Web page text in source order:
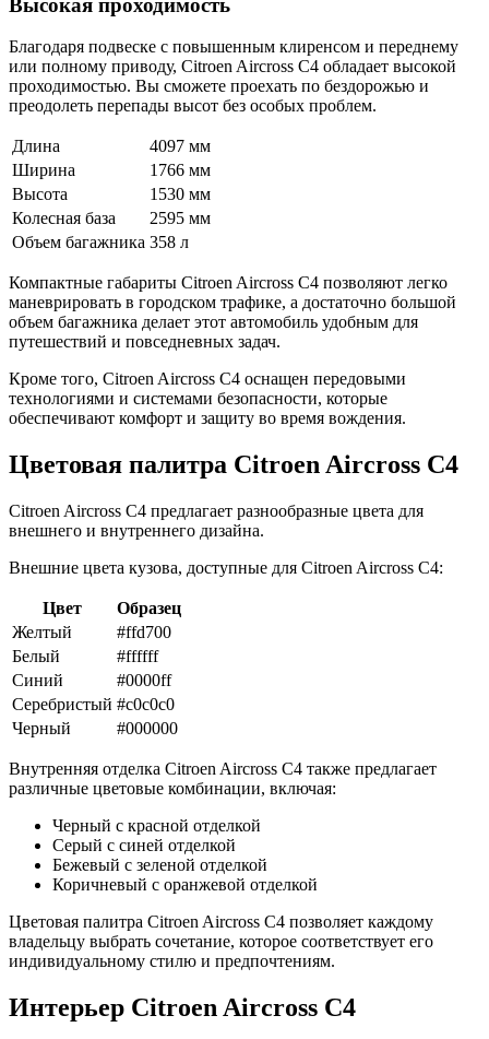
Благодаря подвеске с повышенным клиренсом и переднему
или полному приводу, Citroen Aircross C4 обладает высокой
проходимостью. Вы сможете проехать по бездорожью и
преодолеть перепады высот без особых проблем.
Длина
4097 мм
Ширина
1766 мм
Высота
1530 мм
Колесная база
2595 мм
Объем багажника 358 л
Компактные габариты Citroen Aircross C4 позволяют легко
маневрировать в городском трафике, а достаточно большой
объем багажника делает этот автомобиль удобным для
путешествий и повседневных задач.
Кроме того, Citroen Aircross C4 оснащен передовыми
технологиями и системами безопасности, которые
обеспечивают комфорт и защиту во время вождения.
Цветовая палитра Citroen Aircross C4
Citroen Aircross C4 предлагает разнообразные цвета для
внешнего и внутреннего дизайна.
Внешние цвета кузова, доступные для Citroen Aircross C4:
Цвет
Образец
Желтый
#ffd700
Белый
#ffffff
Синий
#0000ff
Серебристый #c0c0c0
Черный
#000000
Внутренняя отделка Citroen Aircross C4 также предлагает
различные цветовые комбинации, включая:
Черный с красной отделкой
Серый с синей отделкой
Бежевый с зеленой отделкой
Коричневый с оранжевой отделкой
Цветовая палитра Citroen Aircross C4 позволяет каждому
владельцу выбрать сочетание, которое соответствует его
индивидуальному стилю и предпочтениям.
Интерьер Citroen Aircross C4